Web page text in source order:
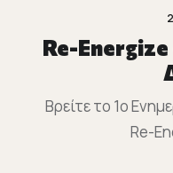
Re-
Βρείτε το 1ο
Re-